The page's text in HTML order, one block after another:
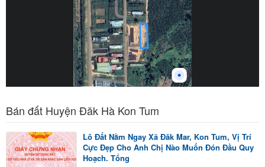
Bán đất Huyện Đăk Hà Kon Tum
Lô Đất Nằm Ngay Xã Đăk Mar, Kon Tum, Vị Trí
Cực Đẹp Cho Anh Chị Nào Muốn Đón Đầu Quy
Hoạch. Tổng